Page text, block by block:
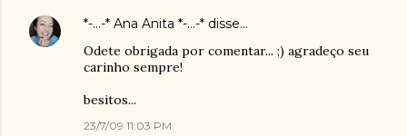
*-...-* Ana Anita *-...-* disse…
Odete obrigada por comentar... ;) agradeço seu
carinho sempre!
besitos...
23/7/09 11:03 PM